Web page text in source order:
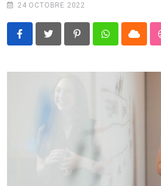
24 OCTOBRE 2022
PinterestWhatsappCloud